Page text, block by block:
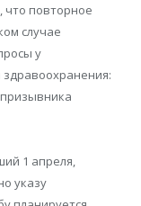
что повторное
случае
у
призывника
1 апреля,
указу